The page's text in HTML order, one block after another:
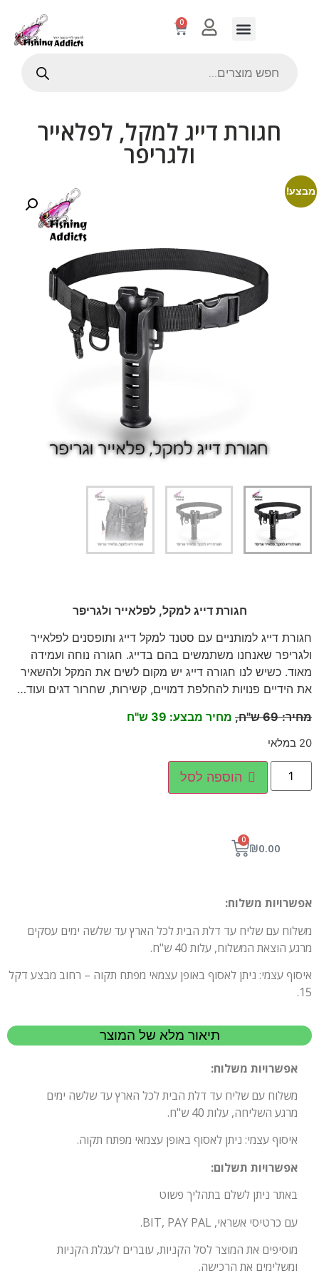
0
חגורת דייג למקל, לפלאייר
ולגריפר
חגורת דייג למקל, לפלאייר ולגריפר
חגורת דייג למותניים עם סטנד למקל דייג ותופסנים לפלאייר
ולגריפר שאנחנו משתמשים בהם בדייג. חגורה נוחה ועמידה
מאוד. כשיש לנו חגורה דייג יש מקום לשים את המקל ולהשאיר
את הידיים פנויות להחלפת דמויים, קשירות, שחרור דגים ועוד…
מחיר:
69 ש"ח, מחיר מבצע: 39 ש"ח
20 במלאי
הוספה לסל
₪0.00
0
מבצע!
אפשרויות משלוח:
משלוח עם שליח עד דלת הבית לכל הארץ עד שלשה ימים עסקים
מרגע הוצאת המשלוח, עלות 40 ש"ח.
איסוף עצמי: ניתן לאסוף באופן עצמאי מפתח תקוה – רחוב מבצע דקל
15.
תיאור מלא של המוצר
אפשרויות משלוח:
משלוח עם שליח עד דלת הבית לכל הארץ עד שלשה ימים
מרגע השליחה, עלות 40 ש"ח.
איסוף עצמי: ניתן לאסוף באופן עצמאי מפתח תקוה.
אפשרויות תשלום:
באתר ניתן לשלם בתהליך פשוט
עם כרטיסי אשראי, BIT, PAY PAL.
מוסיפים את המוצר לסל הקניות, עוברים לעגלת הקניות
ומשלימים את הרכישה.